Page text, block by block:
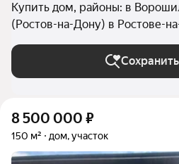
Купить дом, районы: в
(Ростов-на-Дону) в Ростове-
8 500 000 ₽
150 м² дом, участок